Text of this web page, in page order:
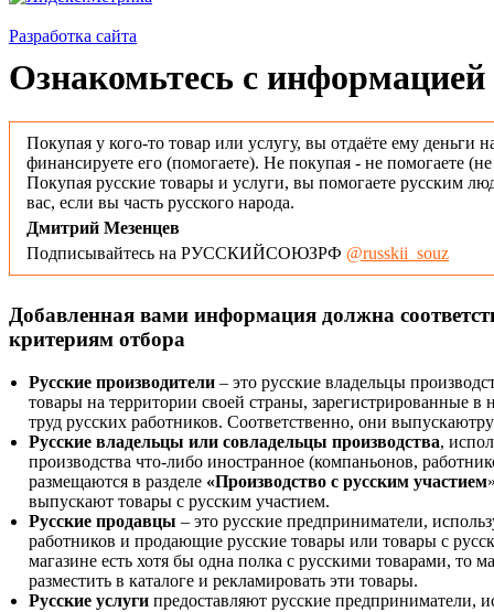
Разработка сайта
Ознакомьтесь с информацией
Покупая у кого-то товар или услугу, вы отдаёте ему деньги
финансируете его (помогаете). Не покупая - не помогаете
Покупая русские товары и услуги, вы помогаете русским
вас, если вы часть русского народа.
Дмитрий Мезенцев
Подписывайтесь на РУССКИЙСОЮЗРФ @russkii_souz
Добавленная вами информация должна
критериям отбора
Русские производители – это русские владельцы
товары на территории своей страны, зарегистрированные
труд русских работников. Соответственно, они
Русские владельцы или совладельцы производства,
производства что-либо иностранное (компаньонов,
размещаются в разделе «Производство с русским участием
выпускают товары с русским участием.
Русские продавцы – это русские предприниматели,
работников и продающие русские товары или товары с
магазине есть хотя бы одна полка с русскими товарами, то
разместить в каталоге и рекламировать эти товары.
Русские услуги предоставляют русские предприниматели,